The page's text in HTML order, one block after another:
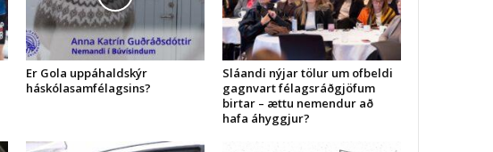
Er Gola uppáhaldskýr
háskólasamfélagsins?
Sláandi nýjar tölur um ofbeldi
gagnvart félagsráðgjöfum
birtar – ættu nemendur að
hafa áhyggjur?